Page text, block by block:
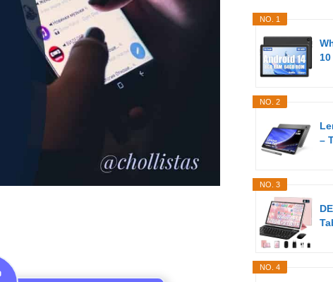
NO. 1
NO. 2
–
NO. 3
NO. 4